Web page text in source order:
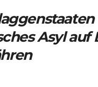
Asyl auf